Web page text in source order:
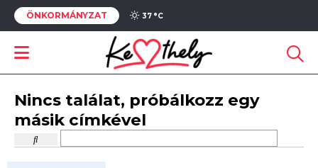
ÖNKORMÁNYZAT 37 °C
Nincs találat, próbálkozz egy
másik címkével